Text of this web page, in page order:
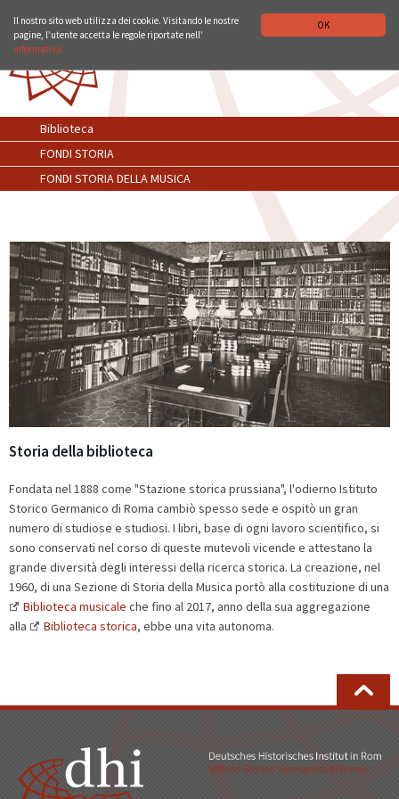
OK
Il nostro sito web utilizza dei cookie. Visitando le nostre
pagine, l’utente accetta le regole riportate nell’
informativa.
Biblioteca
FONDI STORIA
FONDI STORIA DELLA MUSICA
Storia della biblioteca
Fondata nel 1888 come "Stazione storica prussiana", l'odierno Istituto
Storico Germanico di Roma cambiò spesso sede e ospitò un gran
numero di studiose e studiosi. I libri, base di ogni lavoro scientifico, si
sono conservati nel corso di queste mutevoli vicende e attestano la
grande diversità degli interessi della ricerca storica. La creazione, nel
1960, di una Sezione di Storia della Musica portò alla costituzione di una
Biblioteca musicale che fino al 2017, anno della sua aggregazione
alla
Biblioteca storica, ebbe una vita autonoma.